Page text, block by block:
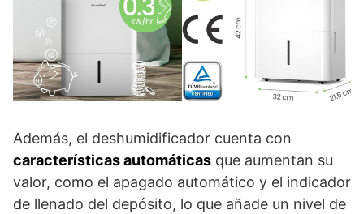
Además, el deshumidificador cuenta con
características automáticas que aumentan su
valor, como el apagado automático y el indicador
de llenado del depósito, lo que añade un nivel de